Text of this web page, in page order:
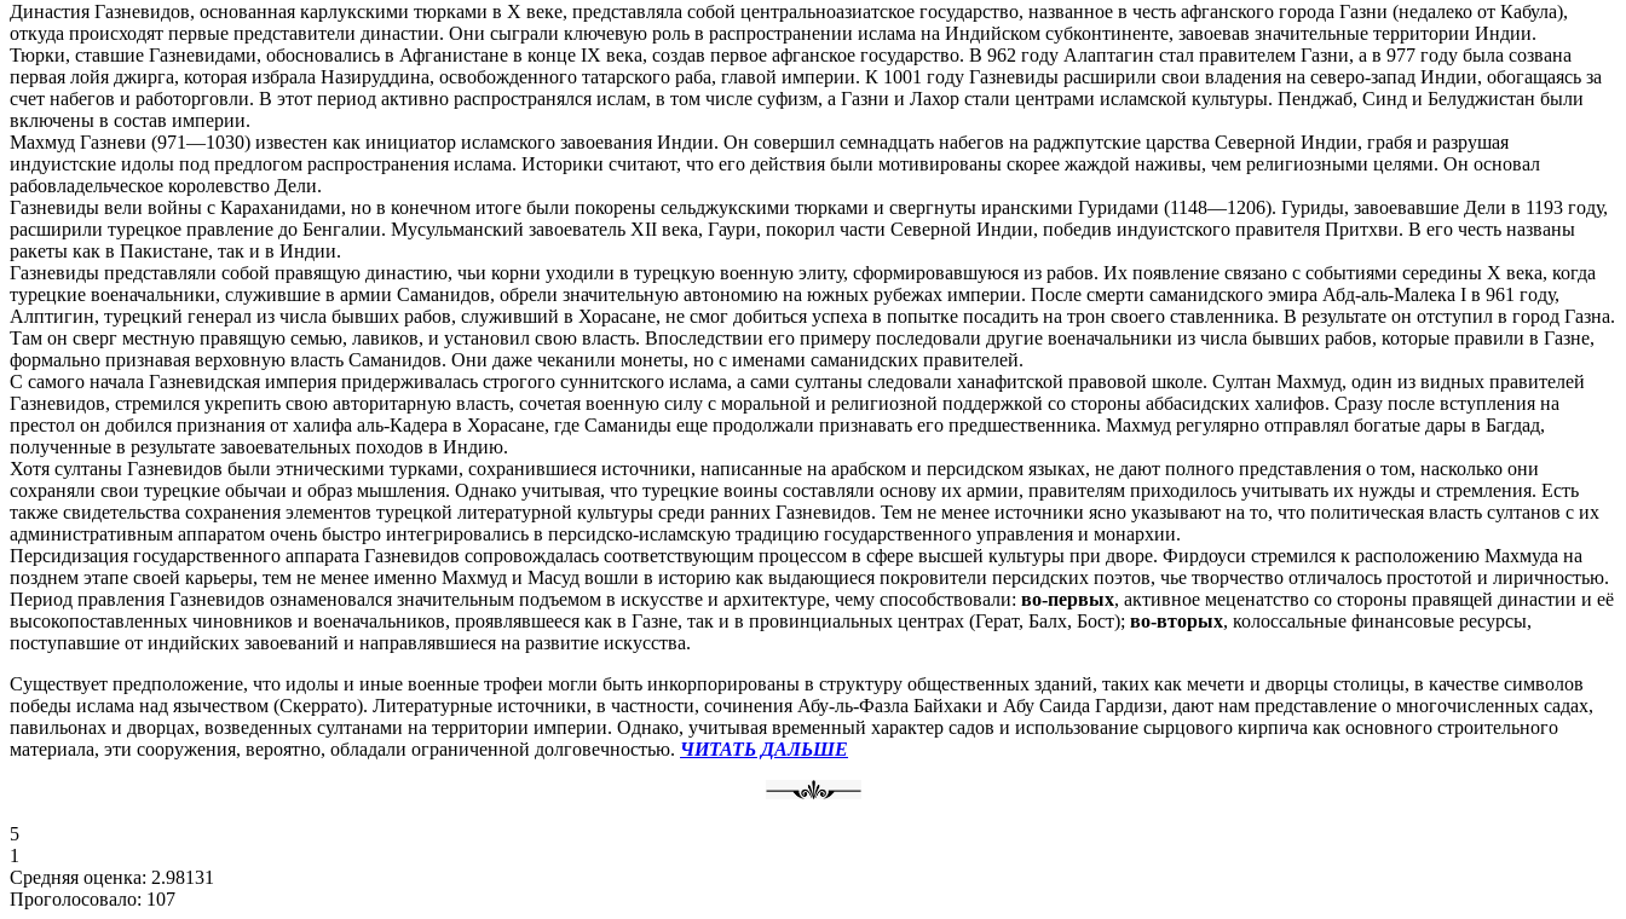
Династия Газневидов, основанная карлукскими тюрками в X веке, представляла собой центральноазиатское государство, названное в честь афганского города Газни (недалеко от Кабула),
откуда происходят первые представители династии. Они сыграли ключевую роль в распространении ислама на Индийском субконтиненте, завоевав значительные территории Индии.
Тюрки, ставшие Газневидами, обосновались в Афганистане в конце IX века, создав первое афганское государство. В 962 году Алаптагин стал правителем Газни, а в 977 году была созвана
первая лойя джирга, которая избрала Назируддина, освобожденного татарского раба, главой империи. К 1001 году Газневиды расширили свои владения на северо-запад Индии, обогащаясь за
счет набегов и работорговли. В этот период активно распространялся ислам, в том числе суфизм, а Газни и Лахор стали центрами исламской культуры. Пенджаб, Синд и Белуджистан были
включены в состав империи.
Махмуд Газневи (971—1030) известен как инициатор исламского завоевания Индии. Он совершил семнадцать набегов на раджпутские царства Северной Индии, грабя и разрушая
индуистские идолы под предлогом распространения ислама. Историки считают, что его действия были мотивированы скорее жаждой наживы, чем религиозными целями. Он основал
рабовладельческое королевство Дели.
Газневиды вели войны с Караханидами, но в конечном итоге были покорены сельджукскими тюрками и свергнуты иранскими Гуридами (1148—1206). Гуриды, завоевавшие Дели в 1193 году,
расширили турецкое правление до Бенгалии. Мусульманский завоеватель XII века, Гаури, покорил части Северной Индии, победив индуистского правителя Притхви. В его честь названы
ракеты как в Пакистане, так и в Индии.
Газневиды представляли собой правящую династию, чьи корни уходили в турецкую военную элиту, сформировавшуюся из рабов. Их появление связано с событиями середины X века, когда
турецкие военачальники, служившие в армии Саманидов, обрели значительную автономию на южных рубежах империи. После смерти саманидского эмира Абд-аль-Малека I в 961 году,
Алптигин, турецкий генерал из числа бывших рабов, служивший в Хорасане, не смог добиться успеха в попытке посадить на трон своего ставленника. В результате он отступил в город Газна.
Там он сверг местную правящую семью, лавиков, и установил свою власть. Впоследствии его примеру последовали другие военачальники из числа бывших рабов, которые правили в Газне,
формально признавая верховную власть Саманидов. Они даже чеканили монеты, но с именами саманидских правителей.
С самого начала Газневидская империя придерживалась строгого суннитского ислама, а сами султаны следовали ханафитской правовой школе. Султан Махмуд, один из видных правителей
Газневидов, стремился укрепить свою авторитарную власть, сочетая военную силу с моральной и религиозной поддержкой со стороны аббасидских халифов. Сразу после вступления на
престол он добился признания от халифа аль-Кадера в Хорасане, где Саманиды еще продолжали признавать его предшественника. Махмуд регулярно отправлял богатые дары в Багдад,
полученные в результате завоевательных походов в Индию.
Хотя султаны Газневидов были этническими турками, сохранившиеся источники, написанные на арабском и персидском языках, не дают полного представления о том, насколько они
сохраняли свои турецкие обычаи и образ мышления. Однако учитывая, что турецкие воины составляли основу их армии, правителям приходилось учитывать их нужды и стремления. Есть
также свидетельства сохранения элементов турецкой литературной культуры среди ранних Газневидов. Тем не менее источники ясно указывают на то, что политическая власть султанов с их
административным аппаратом очень быстро интегрировались в персидско-исламскую традицию государственного управления и монархии.
Персидизация государственного аппарата Газневидов сопровождалась соответствующим процессом в сфере высшей культуры при дворе. Фирдоуси стремился к расположению Махмуда на
позднем этапе своей карьеры, тем не менее именно Махмуд и Масуд вошли в историю как выдающиеся покровители персидских поэтов, чье творчество отличалось простотой и лиричностью.
Период правления Газневидов ознаменовался значительным подъемом в искусстве и архитектуре, чему способствовали: во-первых, активное меценатство со стороны правящей династии и её
высокопоставленных чиновников и военачальников, проявлявшееся как в Газне, так и в провинциальных центрах (Герат, Балх, Бост); во-вторых, колоссальные финансовые ресурсы,
поступавшие от индийских завоеваний и направлявшиеся на развитие искусства.
Существует предположение, что идолы и иные военные трофеи могли быть инкорпорированы в структуру общественных зданий, таких как мечети и дворцы столицы, в качестве символов
победы ислама над язычеством (Скеррато). Литературные источники, в частности, сочинения Абу-ль-Фазла Байхаки и Абу Саида Гардизи, дают нам представление о многочисленных садах,
павильонах и дворцах, возведенных султанами на территории империи. Однако, учитывая временный характер садов и использование сырцового кирпича как основного строительного
материала, эти сооружения, вероятно, обладали ограниченной долговечностью. ЧИТАТЬ ДАЛЬШЕ
5
1
Средняя оценка: 2.98131
Проголосовало: 107